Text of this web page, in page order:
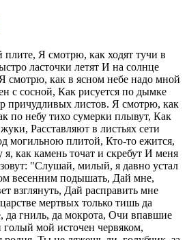
плите, Я смотрю, как ходят тучи в
ласточки летят И на солнце
смотрю, как в ясном небе надо мной
с сосной, Как рисуется по дымке
причудливых листов. Я смотрю, как
по небу тихо сумерки плывут, Как
Расставляют в листьях сети
могильною плитой, Кто-то ежится,
как камень точат и скребут И меня
"Слушай, милый, я давно устал
весенним подышать, Дай мне,
взглянуть, Дай расправить мне
мертвых только тишь да
да гниль, да мокрота, Очи впавшие
мой источен червяком,